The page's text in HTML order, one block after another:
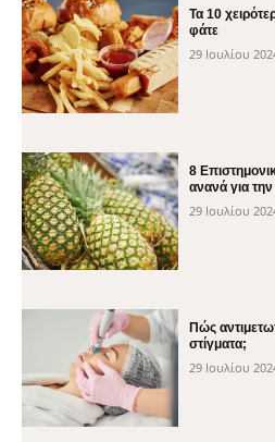
Τα 10
φάτε
29 Ιουλίου
8
ανανά για την
29 Ιουλίου
Πώς
στίγματα;
29 Ιουλίου